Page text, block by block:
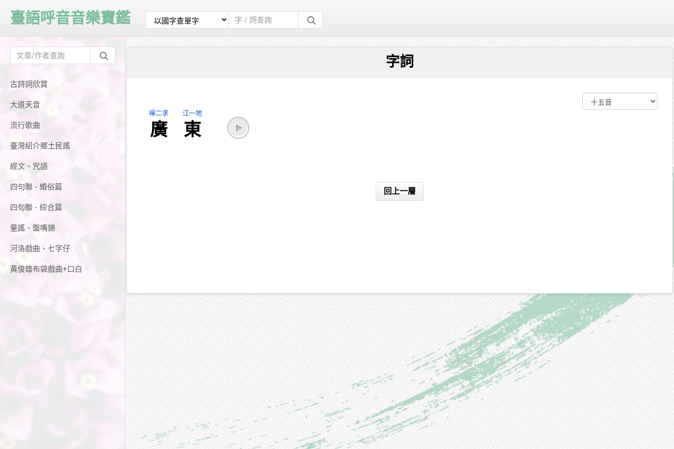
古詩詞欣賞
大道天音
流行歌曲
臺灣紹介鄉土民謠
經文、咒語
四句聯 - 婚俗篇
四句聯 - 綜合篇
童謠、盤嘴錦
河洛戲曲、七字仔
黃俊雄布袋戲曲+口白
臺語呼音音樂寶鑑
字詞
褌二求
廣
江一地
東
回上一層